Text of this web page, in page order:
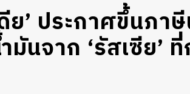
ย’ ประกาศขึ้นภาษี
มันจาก ‘รัสเซีย’